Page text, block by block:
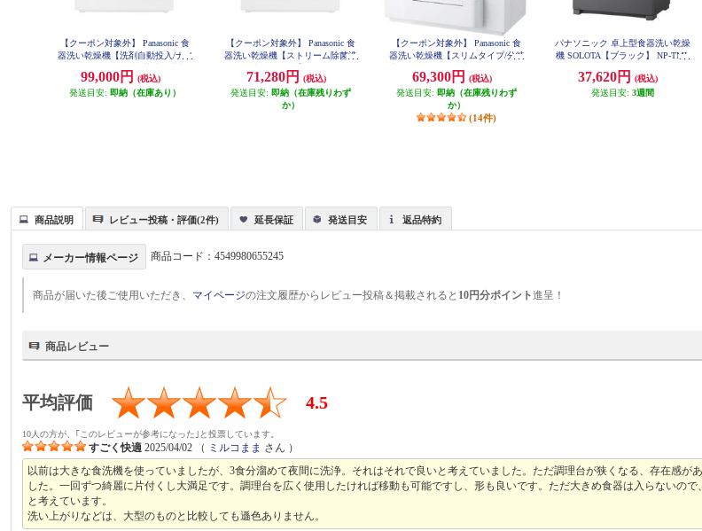
【クーポン対象外】 Panasonic 食
器洗い乾燥機【洗剤自動投入/ナノ
エコナビ/節水/ホワイト】 NP-TZ5
00-W
99,000円
(税込)
発送目安: 即納（在庫あり）
【クーポン対象外】 Panasonic 食
器洗い乾燥機【ストリーム除菌洗
71,280円
(税込)
発送目安: 即納（在庫残りわず
か）
【クーポン対象外】 Panasonic 食
器洗い乾燥機【スリムタイプ/分岐
菌洗浄/AIエコナビ/ECONAVI/ホワ
イト】 NP-TSP1-W
69,300円
(税込)
発送目安: 即納（在庫残りわず
か）
(14件)
パナソニック 卓上型食器洗い乾燥
機 SOLOTA【ブラック】 NP-TML
37,620円
(税込)
発送目安: 3週間
商品説明 レビュー投稿・評価(2件) 延長保証 発送目安 返品特約
メーカー情報ページ 商品コード：4549980655245
商品が届いた後ご使用いただき、 マイページの注文履歴からレビュー投稿＆掲載されると 10円分ポイント進呈！
商品レビュー
平均評価 4.5
10人の方が、｢このレビューが参考になった｣と投票しています。
すごく快適 2025/04/02 （ ミルコまま さん ）
以前は大きな食洗機を使っていましたが、3食分溜めて夜間に洗浄。それはそれで良いと考えていました。ただ調理台が狭くなる、存在感が
した。一回ずつ綺麗に片付くし大満足です。調理台を広く使用したければ移動も可能ですし、形も良いです。ただ大きめ食器は入らないの
と考えています。
洗い上がりなどは、大型のものと比較しても遜色ありません。